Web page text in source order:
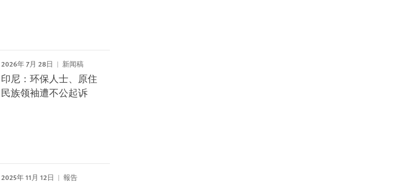
2026年 7月 28日 新闻稿
印尼：环保人士、原住
民族领袖遭不公起诉
2025年 11月 12日 報告